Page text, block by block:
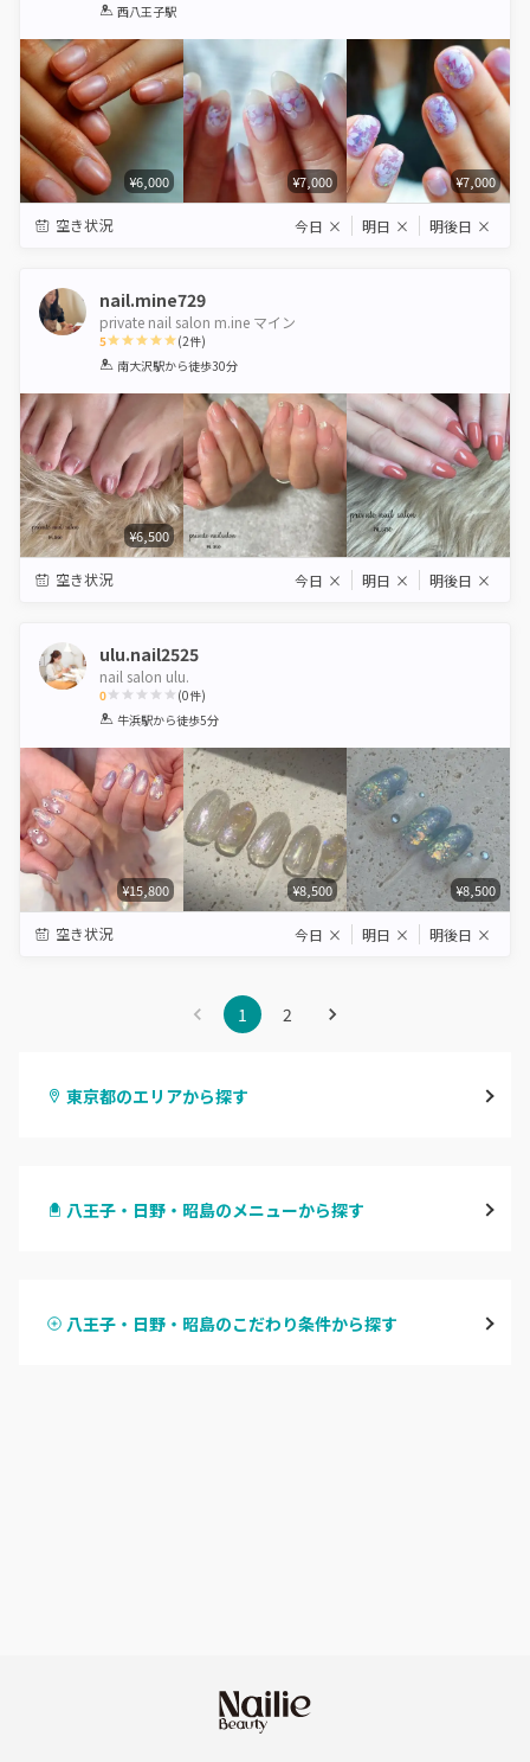
1 2 3 4 5
西八王子駅
¥6,000 ¥7,000 ¥7,000
空き状況 今日 × 明日 × 明後日 ×
nail.mine729
private nail salon m.ine マイン
5
1 2 3 4 5
(2件)
南大沢駅から徒歩30分
¥6,500
空き状況 今日 × 明日 × 明後日 ×
ulu.nail2525
nail salon ulu.
0
1 2 3 4 5
(0件)
牛浜駅から徒歩5分
¥15,800 ¥8,500 ¥8,500
空き状況 今日 × 明日 × 明後日 ×
1 2
東京都のエリアから探す
八王子・日野・昭島のメニューから探す
八王子・日野・昭島のこだわり条件から探す